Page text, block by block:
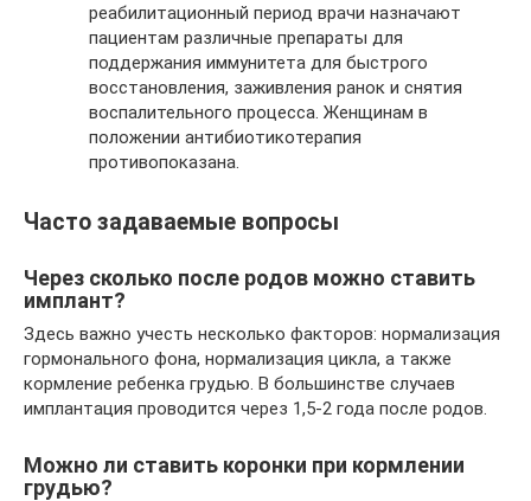
реабилитационный период врачи назначают
пациентам различные препараты для
поддержания иммунитета для быстрого
восстановления, заживления ранок и снятия
воспалительного процесса. Женщинам в
положении антибиотикотерапия
противопоказана.
Часто задаваемые вопросы
Через сколько после родов можно ставить
имплант?
Здесь важно учесть несколько факторов: нормализация
гормонального фона, нормализация цикла, а также
кормление ребенка грудью. В большинстве случаев
имплантация проводится через 1,5-2 года после родов.
Можно ли ставить коронки при кормлении
грудью?